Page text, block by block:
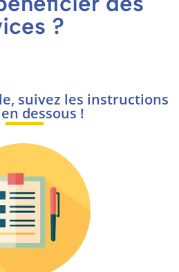
?
suivez les instructions
dessous !